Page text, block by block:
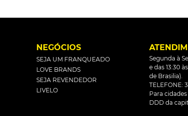
NEGÓCIOS
SEJA UM FRANQUEADO
LOVE BRANDS
SEJA REVENDEDOR
LIVELO
Segunda à
e das 13:30
de Brasilia).
TELEFONE:
Para
DDD da